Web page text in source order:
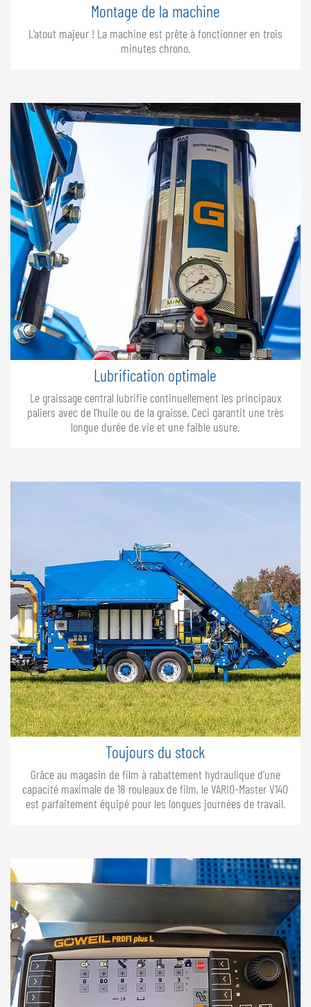
Montage de la machine
L’atout majeur ! La machine est prête à fonctionner en trois
minutes chrono.
Lubrification optimale
Le graissage central lubrifie continuellement les principaux
paliers avec de l’huile ou de la graisse. Ceci garantit une très
longue durée de vie et une faible usure.
Toujours du stock
Grâce au magasin de film à rabattement hydraulique d’une
capacité maximale de 18 rouleaux de film, le VARIO-Master V140
est parfaitement équipé pour les longues journées de travail.